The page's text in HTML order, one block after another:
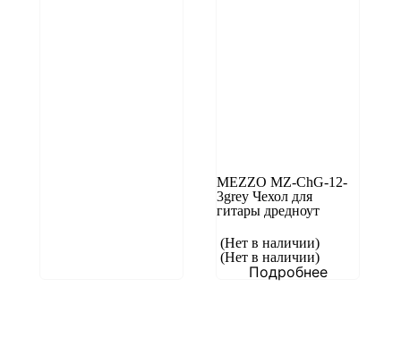
MEZZO MZ-ChG-12-
3grey Чехол для
гитары дредноут
(Нет в наличии)
(Нет в наличии)
Подробнее